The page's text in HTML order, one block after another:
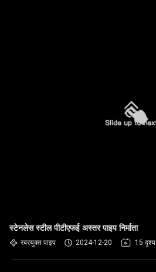
स्टेनलेस स्टील पीटीएफई अस्तर पाइप निर्माता
रबरयुक्त पाइप 2024-12-20 15 दृश्य